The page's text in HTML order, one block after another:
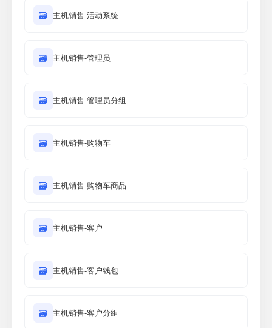
🗃 主机销售-活动系统
🗃 主机销售-管理员
🗃 主机销售-管理员分组
🗃 主机销售-购物车
🗃 主机销售-购物车商品
🗃 主机销售-客户
🗃 主机销售-客户钱包
🗃 主机销售-客户分组